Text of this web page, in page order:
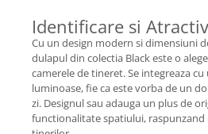
Identificare si
Cu un design modern si dimensiuni
dulapul din colectia Black este o
camerele de tineret. Se integreaza
luminoase, fie ca este vorba de un
zi. Designul sau adauga un plus de
functionalitate spatiului, raspunzand